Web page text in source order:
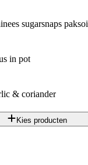
sugarsnaps paksoi
in pot
& coriander
Kies producten